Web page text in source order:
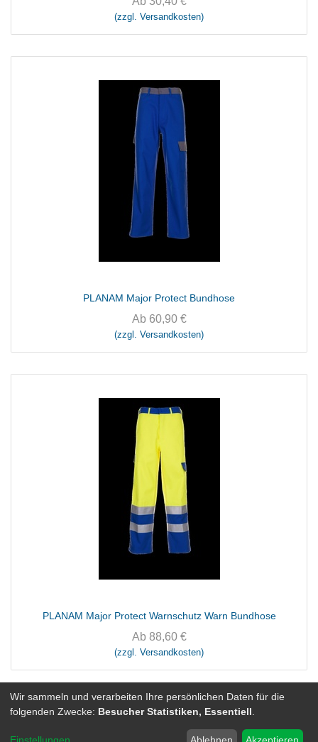
(zzgl. Versandkosten)
PLANAM Major Protect Bundhose
Ab 60,90€
(zzgl. Versandkosten)
PLANAM Major Protect Warnschutz Warn Bundhose
Ab 88,60€
(zzgl. Versandkosten)
Wir sammeln und verarbeiten Ihre persönlichen Daten für die
folgenden Zwecke: Besucher Statistiken, Essentiell